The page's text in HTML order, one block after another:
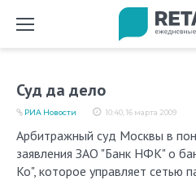
Суд да дело
10:40, 16 марта 2009
РИА Новости
Арбитражный суд Москвы в понедельник рассмотрит
заявления ЗАО "Банк НФК" о
Ко", которое управляет сетью